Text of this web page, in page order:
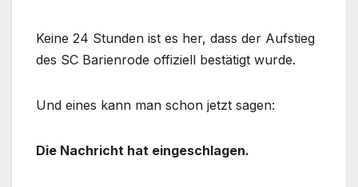
Keine 24 Stunden ist es her, dass der Aufstieg
des SC Barienrode offiziell bestätigt wurde.
Und eines kann man schon jetzt sagen:
Die Nachricht hat eingeschlagen.